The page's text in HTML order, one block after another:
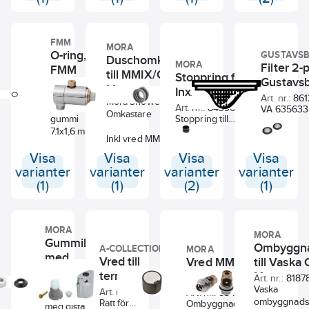
FMM
O-ring,
FMM
Art.
nr.: 8592017
O-ring i svart
gummi
7.1x1,6 mm.
Visa
varianter
(1)
MORA
Duschomkastare
till MMIX/Cera,
Mora
Art. nr.: 8541683
Mora Shower System
Omkastare
Inkl vred MMIX/Cera
Visa
varianter
(1)
MORA
Stoppring för vred
Inxx, Mora
Art. nr.:
8439688
Stoppring till
avstängningsratt eller
serierna Mora
Inxx/Lavena/Safe/Cabin.
Visa
varianter
(2)
Filter 2-
Art. nr.:
VA
filter 2-
Visa
varianter
(1)
MORA
Gummikona
med
distans till
Inxx, Mora
nr.:
8295320V
Gummikona
med distans.
A-COLLECTION
Vred till
termostatblandare,
a-collection
Art. nr.:
47769000
Ratt för
MORA
Vred MMIX
Care
termostat,
Mora
Art. nr.: 8345210V
Ombyggnadskit
MORA
till Vaska
Mora
Art. nr.:
Vaska